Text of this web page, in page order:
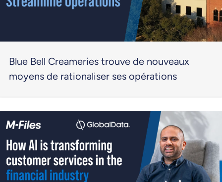
Blue Bell Creameries trouve de nouveaux
moyens de rationaliser ses opérations